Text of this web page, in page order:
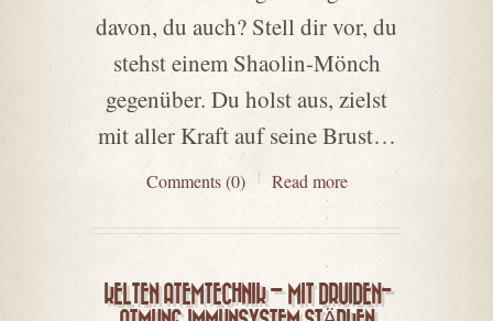
davon, du auch? Stell dir vor, du
stehst einem Shaolin-Mönch
gegenüber. Du holst aus, zielst
mit aller Kraft auf seine Brust…
Comments (0) Read more
KELTEN ATEMTECHNIK – MIT DRUIDEN-